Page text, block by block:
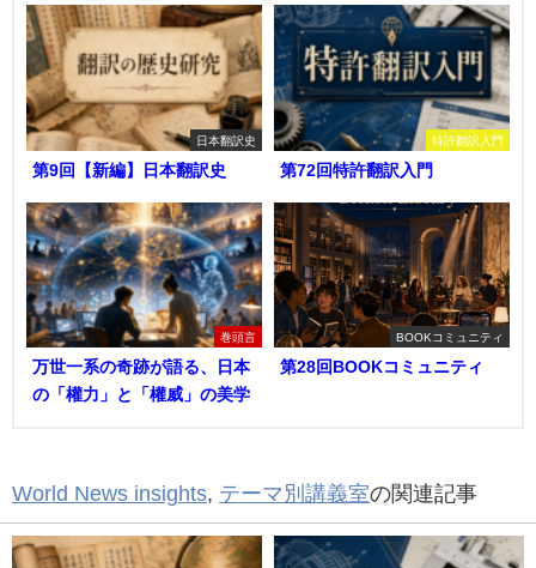
日本翻訳史
第9回【新編】日本翻訳史
特許翻訳入門
第72回特許翻訳入門
巻頭言
万世一系の奇跡が語る、日本
の「權力」と「權威」の美学
BOOKコミュニティ
第28回BOOKコミュニティ
World News insights, テーマ別講義室の関連記事